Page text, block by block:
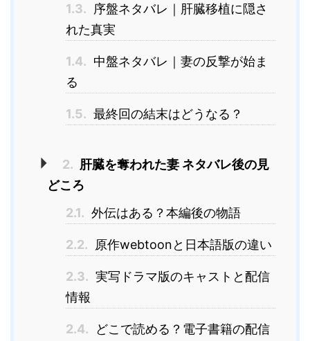
1.3.
序盤ネタバレ｜肝臓移植に隠さ
れた真実
1.4. 中盤ネタバレ｜妻の反撃が始ま
る
1.5. 最終回の結末はどうなる？
2. 肝臓を奪われた妻 ネタバレ後の見
どころ
2.1. 外伝はある？本編後の物語
2.2. 原作webtoonと日本語版の違い
2.3. 実写ドラマ版のキャストと配信
情報
2.4.
どこで読める？電子書籍の配信